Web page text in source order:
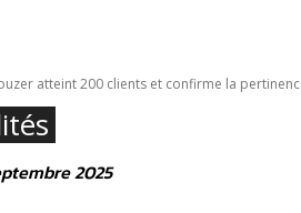
atteint 200 clients et confirme la
2025